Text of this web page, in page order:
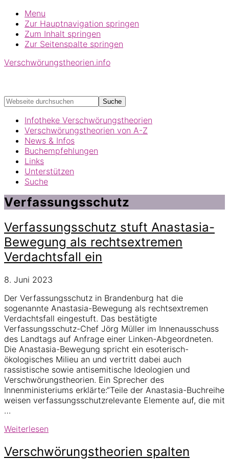
Menu
Zur Hauptnavigation springen
Zum Inhalt springen
Zur Seitenspalte springen
Verschwörungstheorien.info
Webseite
Infotheke Verschwörungstheorien
Verschwörungstheorien von A-Z
News & Infos
Buchempfehlungen
Links
Unterstützen
Suche
Verfassungsschutz
Verfassungsschutz stuft Anastasia-
Bewegung als rechtsextremen
Verdachtsfall ein
8. Juni 2023
Der Verfassungsschutz in Brandenburg hat die
sogenannte Anastasia-Bewegung als rechtsextremen
Verdachtsfall eingestuft. Das bestätigte
Verfassungsschutz-Chef Jörg Müller im Innenausschuss
des Landtags auf Anfrage einer Linken-Abgeordneten.
Die Anastasia-Bewegung spricht ein esoterisch-
ökologisches Milieu an und vertritt dabei auch
rassistische sowie antisemitische Ideologien und
Verschwörungstheorien. Ein Sprecher des
Innenministeriums erklärte:“Teile der Anastasia-Buchreihe
weisen verfassungsschutzrelevante Elemente auf, die mit
…
Verfassungsschutz
Anastasia-
Weiterlesen
Verschwörungstheorien spalten